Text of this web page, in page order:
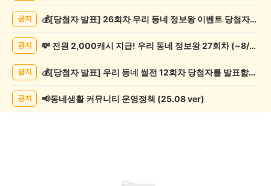
록
공지 💰[당첨자 발표] 26회차 우리 동네 정보왕 이벤트 당첨자를 발표합니다!
공지 💸 전원 2,000캐시 지급! 우리 동네 정보왕 27회차 (~8/10)
공지 💰[당첨자 발표] 우리 동네 썰전 12회차 당첨자를 발표합니다!
공지 📢동네생활 커뮤니티 운영정책 (25.08 ver)